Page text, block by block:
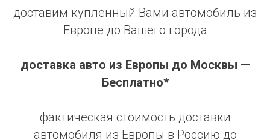
доставим купленный Вами автомобиль из
Европе до Вашего города
доставка авто из Европы до Москвы —
Бесплатно*
фактическая стоимость доставки
автомобиля из Европы в Россию до